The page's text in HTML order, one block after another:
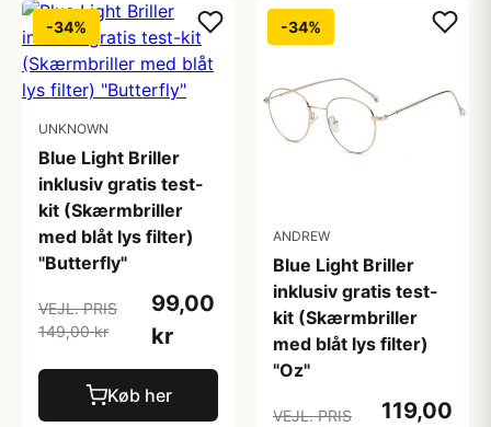
-34%
UNKNOWN
Blue Light Briller
inklusiv gratis test-
kit (Skærmbriller
med blåt lys filter)
"Butterfly"
VEJL. PRIS
149,00 kr
99,00
kr
Køb her
-34%
ANDREW
Blue Light Briller
inklusiv gratis test-
kit (Skærmbriller
med blåt lys filter)
"Oz"
VEJL. PRIS
119,00